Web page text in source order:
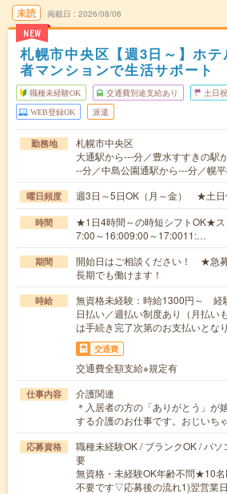
未読
NEW
掲載日 2026/08/06
札幌市中央区【週3日～】ホ
者マンションで生活サポート
職種未経験OK 交通費別途支給あり 土日
WEB登録OK 派遣
勤務地
札幌市中央区
大通駅から---分／豊水すすきの駅
--分／中島公園通駅から---分／幌
曜日頻度 週3日～5日OK（月～金） ★土日
時間
★1日4時間～の時短シフトOK★ス
7:00～16:009:00～17:0011:…
期間
開始日はご相談ください！ ★急
長期でも働けます！
時給
無資格未経験：時給1300円～
日払い／週払い制度あり（月払い
は手続き完了次第のお支払いとなり
交通費
交通費全額支給※規定有
仕事内容
介護関連
＊入居者の方の「ありがとう」が
する介護のお仕事です。おじいち
応募資格
職種未経験OK / ブランクOK / パ
要
無資格・未経験OK年齢不問★10
不要です▽応募後の流れ1)翌営業